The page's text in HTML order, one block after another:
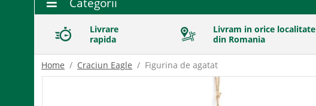
Livrare
rapida
Livram in orice localitate
din Romania
Home Craciun Eagle Figurina de agatat